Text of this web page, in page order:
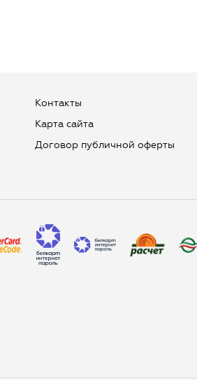
Контакты
Карта сайта
Договор публичной оферты